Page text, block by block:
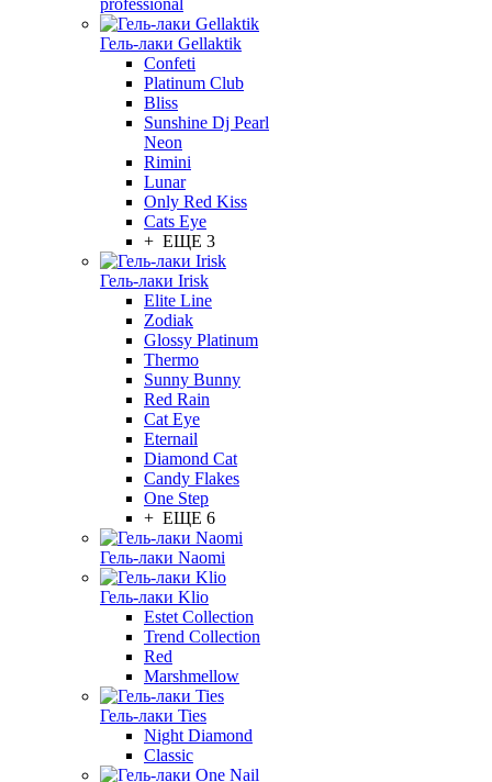
professional
Гель-лаки Gellaktik
Confeti
Platinum Club
Bliss
Sunshine Dj Pearl
Neon
Rimini
Lunar
Only Red Kiss
Cats Eye
+ ЕЩЕ 3
Гель-лаки Irisk
Elite Line
Zodiak
Glossy Platinum
Thermo
Sunny Bunny
Red Rain
Cat Eye
Eternail
Diamond Cat
Candy Flakes
One Step
+ ЕЩЕ 6
Гель-лаки Naomi
Гель-лаки Klio
Estet Collection
Trend Collection
Red
Marshmellow
Гель-лаки Ties
Night Diamond
Classic